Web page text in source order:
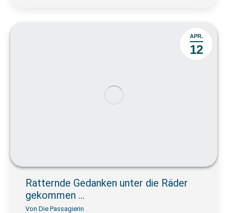
APR.
12
Ratternde Gedanken unter die Räder
gekommen …
Von Die Passagierin